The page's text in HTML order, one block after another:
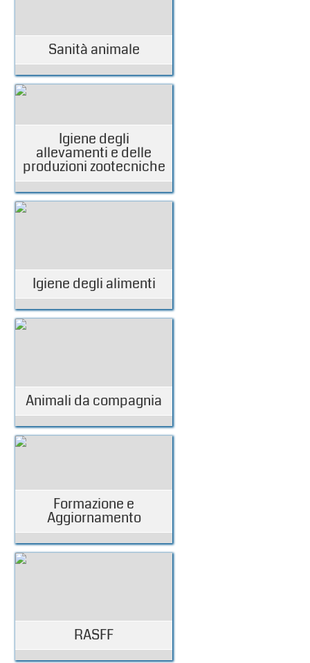
Sanità animale
Igiene degli
allevamenti e delle
produzioni zootecniche
Igiene degli alimenti
Animali da compagnia
Formazione e
Aggiornamento
RASFF